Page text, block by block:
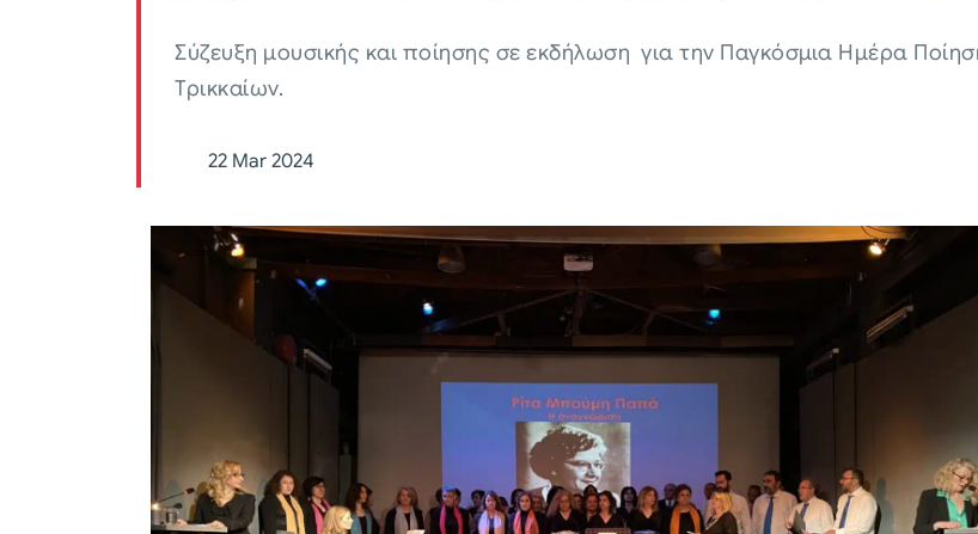
Σύζευξη μουσικής και ποίησης σε εκδήλωση για την Παγκόσμια Ημέρα
Τρικκαίων.
22 Mar 2024